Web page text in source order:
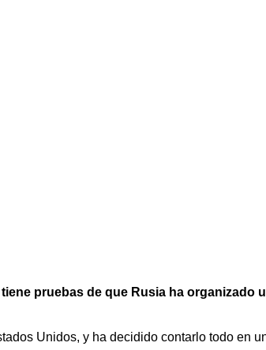
pruebas de que Rusia ha
Unidos, y ha decidido contarlo todo en